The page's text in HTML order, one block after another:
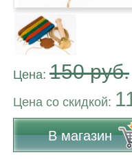
Цена: 150 руб.
Цена co скидкой:
В магазин